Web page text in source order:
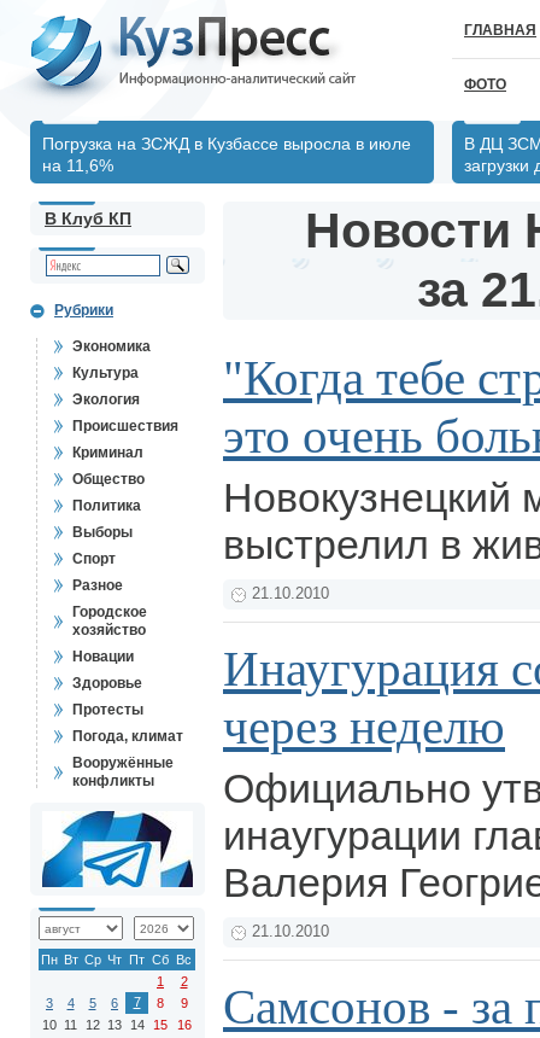
ГЛАВНАЯ
ФОТО
Погрузка на ЗСЖД в Кузбассе выросла в июле
на 11,6%
В ДЦ
В Клуб КП
Рубрики
Экономика
Культура
Экология
Происшествия
Криминал
Общество
Политика
Выборы
Спорт
Разное
Городское
хозяйство
Новации
Здоровье
Протесты
Погода, климат
Вооружённые
конфликты
Пн Вт Ср Чт Пт Сб Вс
1
2
3
4 5 6 7 8
9
10 11 12 13 14 15
16
Новости
за
"Когда тебе
это очень
Новокузнецкий
выстрелил в
21.10.2010
Инаугурация
через неделю
Официально
инаугурации
Валерия
21.10.2010
Самсонов - за